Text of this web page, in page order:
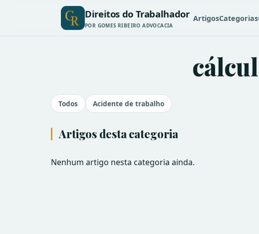
Direitos do Trabalhador
POR GOMES RIBEIRO ADVOCACIA
ArtigosCategorias
Todos Acidente de trabalho
Artigos desta categoria
Nenhum artigo nesta categoria ainda.